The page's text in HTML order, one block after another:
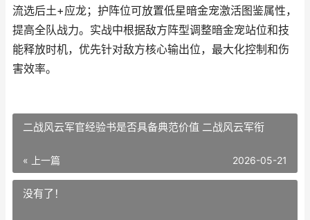
流选后土+应龙；护阵位可放置低星暗金宠激活图鉴属性，
提高全队战力。实战中根据敌方阵型调整暗金宠站位和技
能释放时机，优先针对敌方核心输出位，最大化控制和伤
害效率。
二战风云军官经验书是否具备典范价值 二战风云军衔
« 上一篇 2026-05-21
没有了！